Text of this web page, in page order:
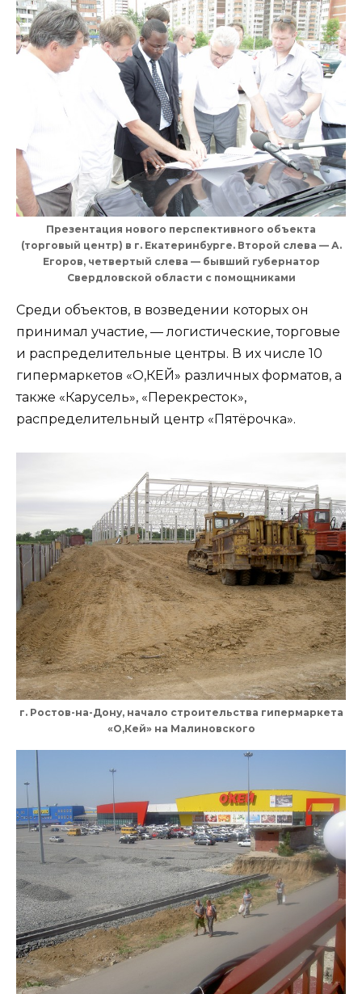
Презентация нового перспективного объекта
(торговый центр) в г. Екатеринбурге. Второй слева — А.
Егоров, четвертый слева — бывший губернатор
Свердловской области с помощниками
Среди объектов, в возведении которых он
принимал участие, — логистические, торговые
и распределительные центры. В их числе 10
гипермаркетов «О,КЕЙ» различных форматов, а
также «Карусель», «Перекресток»,
распределительный центр «Пятёрочка».
г. Ростов-на-Дону, начало строительства гипермаркета
«О,Кей» на Малиновского